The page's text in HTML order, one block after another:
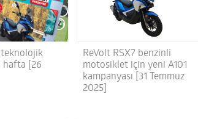
teknolojik
hafta [26
ReVolt RSX7 benzinli
motosiklet için yeni A101
kampanyası [31 Temmuz
2025]